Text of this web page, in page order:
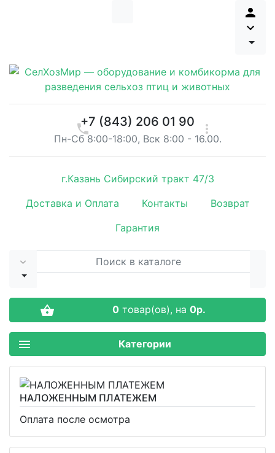
+7 (843) 206 01 90
Пн-Сб 8:00-18:00, Вск 8:00 - 16.00.
г.Казань Сибирский тракт 47/3
Доставка и Оплата
Контакты
Возврат
Гарантия
0товар(ов), на 0р.
Категории
НАЛОЖЕННЫМ ПЛАТЕЖЕМ
Оплата после осмотра